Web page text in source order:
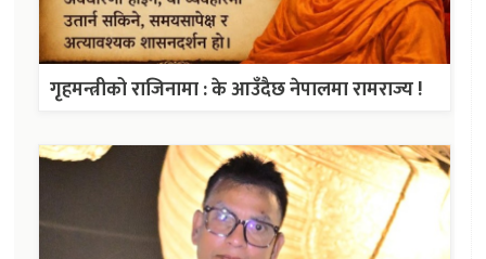
गृहमन्त्रीको राजिनामा : के आउँदैछ नेपालमा रामराज्य !